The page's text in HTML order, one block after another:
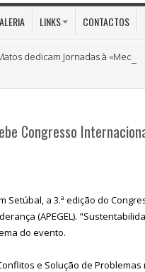
LINKS CONTACTOS
dedicam Jornadas à
Congresso
Setúbal, a 3.ª edição do
(APEGEL).
do evento.
e Solução de Problemas